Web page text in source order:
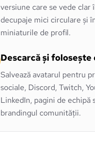
versiune care se vede clar
decupaje mici circulare și
miniaturile de profil.
Descarcă și folosește
Salvează avatarul pentru
sociale, Discord, Twitch,
LinkedIn, pagini de echipă
brandingul comunității.